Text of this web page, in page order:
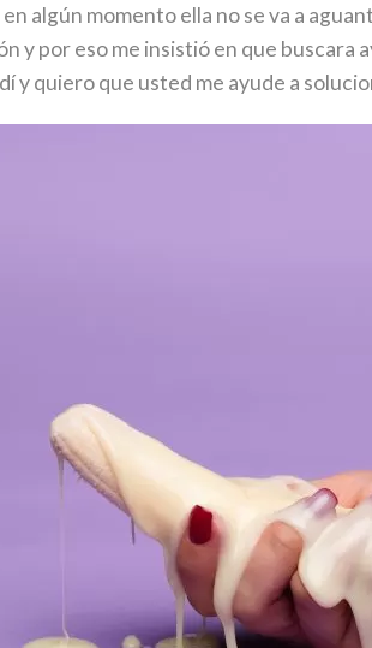
algún momento ella no se va a
y por eso me insistió en que buscara
y quiero que usted me ayude a